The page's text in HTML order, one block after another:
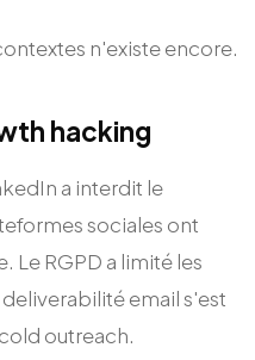
n'existe encore.
hacking
a interdit le
sociales ont
Le RGPD a limité les
email s'est
outreach.